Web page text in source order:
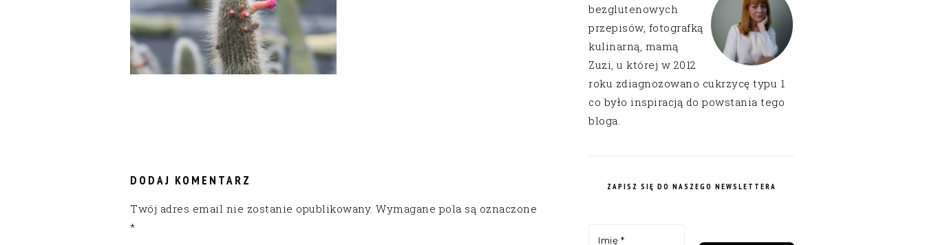
DODAJ KOMENTARZ
Twój adres email nie zostanie opublikowany. Wymagane pola są oznaczone
*
bezglutenowych
przepisów, fotografką
kulinarną, mamą
Zuzi, u której w 2012
roku zdiagnozowano cukrzycę typu 1
co było inspiracją do powstania tego
bloga.
ZAPISZ SIĘ DO NASZEGO NEWSLETTERA